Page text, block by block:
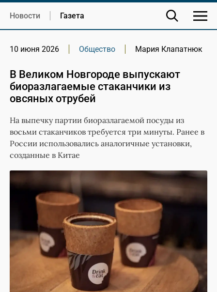
Новости Газета
10 июня 2026 Общество Мария Клапатнюк
В Великом Новгороде выпускают
биоразлагаемые стаканчики из
овсяных отрубей
На выпечку партии биоразлагаемой посуды из
восьми стаканчиков требуется три минуты. Ранее в
России использовались аналогичные установки,
созданные в Китае